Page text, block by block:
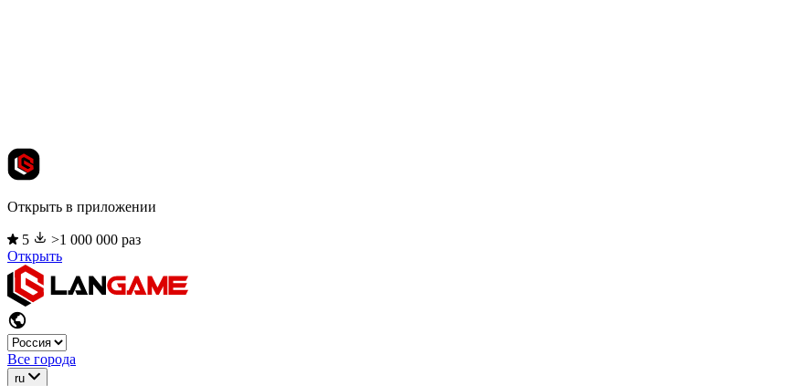
Открыть в приложении
5
>1 000 000 раз
Открыть
Все города
ru